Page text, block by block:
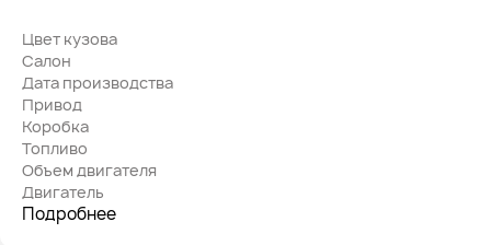
Цвет кузова
Салон
Дата производства
Привод
Коробка
Топливо
Объем двигателя
Двигатель
Подробнее